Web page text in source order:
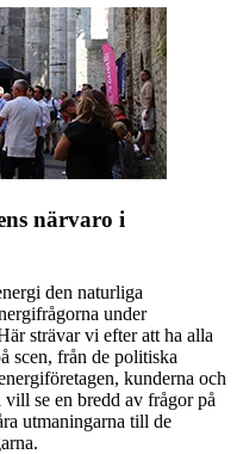
närvaro i
den naturliga
under
strävar vi efter att ha alla
scen, från de politiska
kunderna och
se en bredd av frågor på
utmaningarna till de